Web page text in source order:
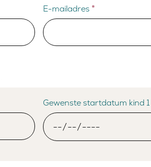
E-mailadres *
Gewenste startdatum kind 1